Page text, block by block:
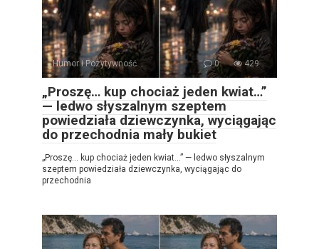
Humor i Pozytywność 0 429
„Proszę… kup chociaż jeden kwiat…”
— ledwo słyszalnym szeptem
powiedziała dziewczynka, wyciągając
do przechodnia mały bukiet
„Proszę… kup chociaż jeden kwiat…” — ledwo słyszalnym
szeptem powiedziała dziewczynka, wyciągając do
przechodnia